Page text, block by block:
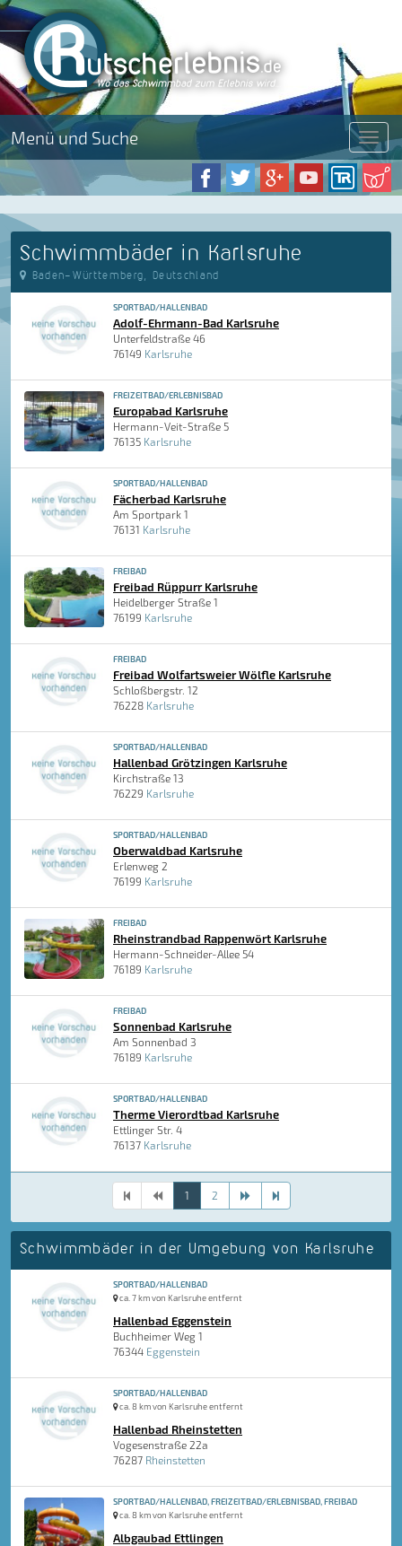
Menü und Suche Menü
Schwimmbäder in Karlsruhe
Baden-Württemberg, Deutschland
SPORTBAD/HALLENBAD
Adolf-Ehrmann-Bad Karlsruhe
Unterfeldstraße 46
76149 Karlsruhe
FREIZEITBAD/ERLEBNISBAD
Europabad Karlsruhe
Hermann-Veit-Straße 5
76135 Karlsruhe
SPORTBAD/HALLENBAD
Fächerbad Karlsruhe
Am Sportpark 1
76131 Karlsruhe
FREIBAD
Freibad Rüppurr Karlsruhe
Heidelberger Straße 1
76199 Karlsruhe
FREIBAD
Freibad Wolfartsweier Wölfle Karlsruhe
Schloßbergstr. 12
76228 Karlsruhe
SPORTBAD/HALLENBAD
Hallenbad Grötzingen Karlsruhe
Kirchstraße 13
76229 Karlsruhe
SPORTBAD/HALLENBAD
Oberwaldbad Karlsruhe
Erlenweg 2
76199 Karlsruhe
FREIBAD
Rheinstrandbad Rappenwört Karlsruhe
Hermann-Schneider-Allee 54
76189 Karlsruhe
FREIBAD
Sonnenbad Karlsruhe
Am Sonnenbad 3
76189 Karlsruhe
SPORTBAD/HALLENBAD
Therme Vierordtbad Karlsruhe
Ettlinger Str. 4
76137 Karlsruhe
1 2
Schwimmbäder in der Umgebung von Karlsruhe
SPORTBAD/HALLENBAD
ca. 7 km von Karlsruhe entfernt
Hallenbad Eggenstein
Buchheimer Weg 1
76344 Eggenstein
SPORTBAD/HALLENBAD
ca. 8 km von Karlsruhe entfernt
Hallenbad Rheinstetten
Vogesenstraße 22a
76287 Rheinstetten
SPORTBAD/HALLENBAD, FREIZEITBAD/ERLEBNISBAD, FREIBAD
ca. 8 km von Karlsruhe entfernt
Albgaubad Ettlingen